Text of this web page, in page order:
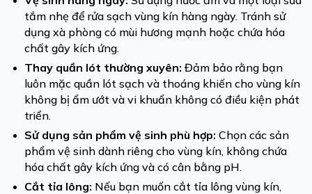
tắm nhẹ để rửa sạch vùng kín hàng ngày. Tránh sử
dụng xà phòng có mùi hương mạnh hoặc chứa hóa
chất gây kích ứng.
Thay quần lót thường xuyên: Đảm bảo rằng bạn
luôn mặc quần lót sạch và thoáng khiến cho vùng kín
không bị ẩm ướt và vi khuẩn không có điều kiện phát
triển.
Sử dụng sản phẩm vệ sinh phù hợp: Chọn các sản
phẩm vệ sinh dành riêng cho vùng kín, không chứa
hóa chất gây kích ứng và có cân bằng pH.
Cắt tỉa lông: Nếu bạn muốn cắt tỉa lông vùng kín,